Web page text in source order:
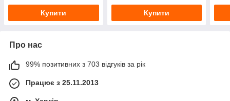
Купити Купити
Про нас
99% позитивних з 703 відгуків за рік
Працює з 25.11.2013